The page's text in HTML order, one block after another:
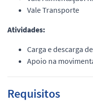
Vale Transporte
Atividades:
Carga e descarga
Apoio na
Requisitos